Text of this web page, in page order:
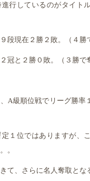
行しているのがタイト
段現在２勝２敗。（４勝
冠と２勝０敗。（３勝で
A級順位戦でリーグ勝率
１位ではありますが、
。
て、さらに名人奪取とな